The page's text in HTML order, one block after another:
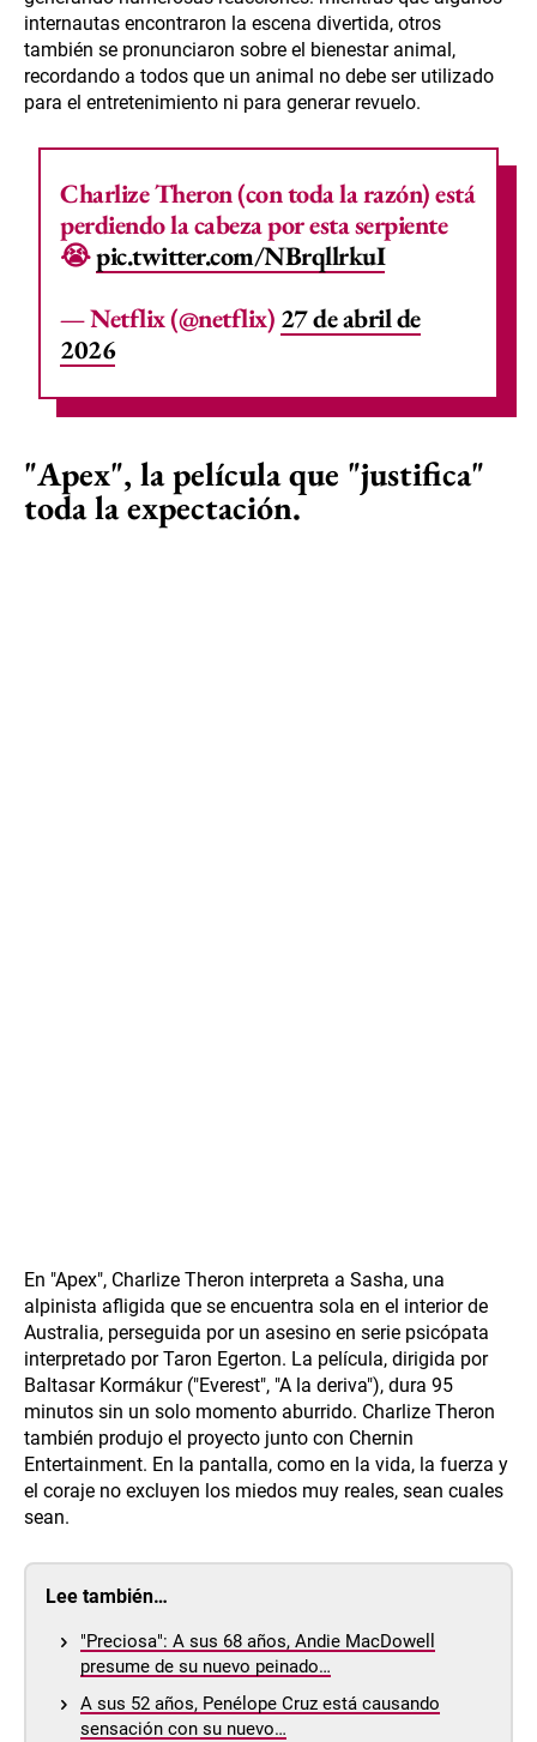
internautas encontraron la escena divertida, otros
también se pronunciaron sobre el bienestar animal,
recordando a todos que un animal no debe ser utilizado
para el entretenimiento ni para generar revuelo.
Charlize Theron (con toda la razón) está
perdiendo la cabeza por esta serpiente
😭pic.twitter.com/NBrqllrkuI
— Netflix (@netflix) 27 de abril de
2026
"Apex", la película que "justifica"
toda la expectación.
En "Apex", Charlize Theron interpreta a Sasha, una
alpinista afligida que se encuentra sola en el interior de
Australia, perseguida por un asesino en serie psicópata
interpretado por Taron Egerton. La película, dirigida por
Baltasar Kormákur ("Everest", "A la deriva"), dura 95
minutos sin un solo momento aburrido. Charlize Theron
también produjo el proyecto junto con Chernin
Entertainment. En la pantalla, como en la vida, la fuerza y
el coraje no excluyen los miedos muy reales, sean cuales
sean.
Lee también…
"Preciosa": A sus 68 años, Andie MacDowell
presume de su nuevo peinado…
A sus 52 años, Penélope Cruz está causando
sensación con su nuevo…